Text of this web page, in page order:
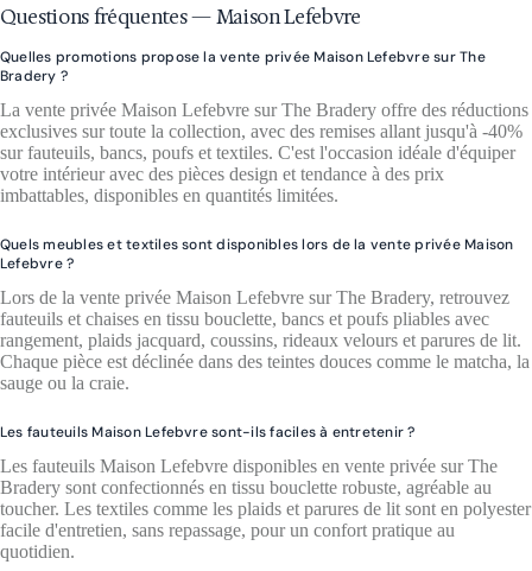
Questions fréquentes — Maison Lefebvre
Quelles promotions propose la vente privée Maison Lefebvre sur The
Bradery ?
La vente privée Maison Lefebvre sur The Bradery offre des réductions
exclusives sur toute la collection, avec des remises allant jusqu'à -40%
sur fauteuils, bancs, poufs et textiles. C'est l'occasion idéale d'équiper
votre intérieur avec des pièces design et tendance à des prix
imbattables, disponibles en quantités limitées.
Quels meubles et textiles sont disponibles lors de la vente privée Maison
Lefebvre ?
Lors de la vente privée Maison Lefebvre sur The Bradery, retrouvez
fauteuils et chaises en tissu bouclette, bancs et poufs pliables avec
rangement, plaids jacquard, coussins, rideaux velours et parures de lit.
Chaque pièce est déclinée dans des teintes douces comme le matcha, la
sauge ou la craie.
Les fauteuils Maison Lefebvre sont-ils faciles à entretenir ?
Les fauteuils Maison Lefebvre disponibles en vente privée sur The
Bradery sont confectionnés en tissu bouclette robuste, agréable au
toucher. Les textiles comme les plaids et parures de lit sont en polyester
facile d'entretien, sans repassage, pour un confort pratique au
quotidien.